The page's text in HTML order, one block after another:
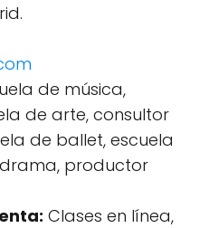
de música,
de arte, consultor
de ballet, escuela
productor
Clases en línea,